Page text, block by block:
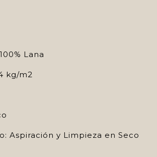
Lana
kg/m2
Aspiración y Limpieza en Seco